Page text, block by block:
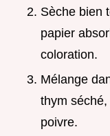
Sèche bien
papier
coloration.
Mélange
thym
poivre.